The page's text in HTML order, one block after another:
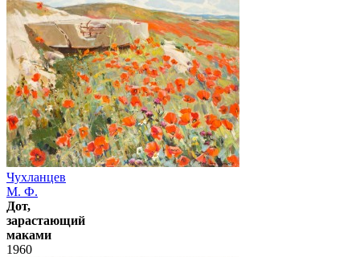
Чухланцев
М. Ф.
Дот,
зарастающий
маками
1960